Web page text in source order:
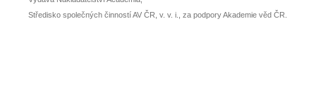
Středisko společných činností AV ČR, v. v. i., za podpory Akademie věd ČR.